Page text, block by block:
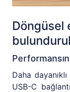
Döngüsel
Daha
USB-C